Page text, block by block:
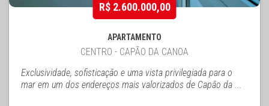
R$ 2.600.000,00
APARTAMENTO
CENTRO - CAPÃO DA CANOA
Exclusividade, sofisticação e uma vista privilegiada para o
mar em um dos endereços mais valorizados de Capão da ...